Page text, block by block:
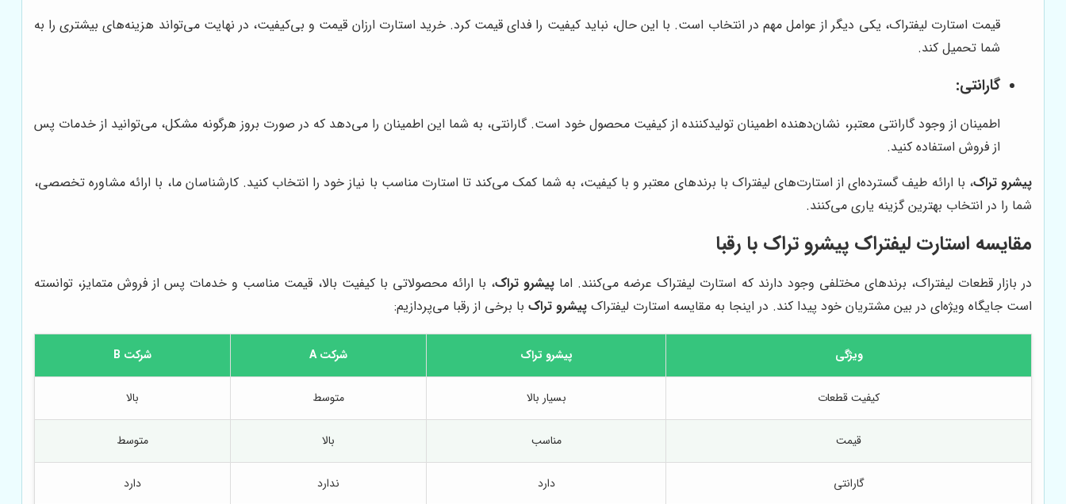
قیمت استارت لیفتراک، یکی دیگر از عوامل مهم در انتخاب است. با این حال، نباید کیفیت را فدای قیمت کرد. خرید استارت ارزان قیمت و بی‌کیفیت، در نهایت می‌تواند هزینه‌های بیشتری را به
شما تحمیل کند.
گارانتی:
اطمینان از وجود گارانتی معتبر، نشان‌دهنده اطمینان تولیدکننده از کیفیت محصول خود است. گارانتی، به شما این اطمینان را می‌دهد که در صورت بروز هرگونه مشکل، می‌توانید از خدمات پس
از فروش استفاده کنید.
پیشرو تراک، با ارائه طیف گسترده‌ای از استارت‌های لیفتراک با برندهای معتبر و با کیفیت، به شما کمک می‌کند تا استارت مناسب با نیاز خود را انتخاب کنید. کارشناسان ما، با ارائه مشاوره تخصصی،
شما را در انتخاب بهترین گزینه یاری می‌کنند.
مقایسه استارت لیفتراک پیشرو تراک با رقبا
در بازار قطعات لیفتراک، برندهای مختلفی وجود دارند که استارت لیفتراک عرضه می‌کنند. اما پیشرو تراک، با ارائه محصولاتی با کیفیت بالا، قیمت مناسب و خدمات پس از فروش متمایز، توانسته
است جایگاه ویژه‌ای در بین مشتریان خود پیدا کند. در اینجا به مقایسه استارت لیفتراک پیشرو تراکبا برخی از رقبا می‌پردازیم:
ویژگی پیشرو تراک شرکت A شرکت B
کیفیت قطعات بسیار بالا متوسط بالا
قیمت مناسب بالا متوسط
گارانتی دارد ندارد دارد